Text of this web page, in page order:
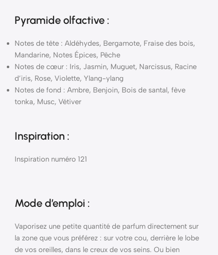
Pyramideolfactive :
Notes de tête : Aldéhydes, Bergamote, Fraise des bois,
Mandarine, Notes Épices, Pêche
Notes de cœur : Iris, Jasmin, Muguet, Narcissus, Racine
d’iris, Rose, Violette, Ylang-ylang
Notes de fond : Ambre, Benjoin, Bois de santal, fève
tonka, Musc, Vétiver
Inspiration :
Inspiration numéro 121
Mode d’emploi :
Vaporisez une petite quantité de parfum directement sur
la zone que vous préférez : sur votre cou, derrière le lobe
de vos oreilles, dans le creux de vos seins. Ou bien